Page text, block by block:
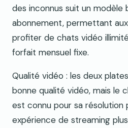
des inconnus suit un modèle
abonnement, permettant
profiter de chats vidéo
forfait mensuel fixe.
Qualité vidéo : les deux
bonne qualité vidéo, mais le
est connu pour sa résolution
expérience de streaming